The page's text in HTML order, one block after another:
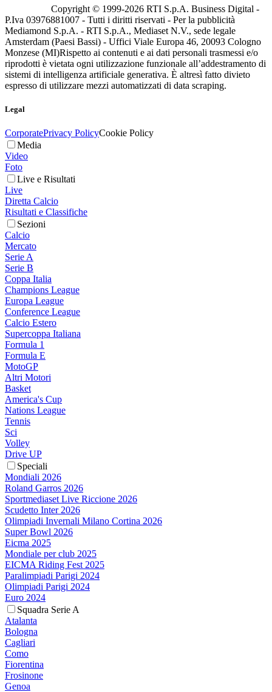
Copyright © 1999-2026 RTI S.p.A. Business Digital -
P.Iva 03976881007 - Tutti i diritti riservati - Per la pubblicità
Mediamond S.p.A. - RTI S.p.A., Mediaset N.V., sede legale
Amsterdam (Paesi Bassi) - Uffici Viale Europa 46, 20093 Cologno
Monzese (MI)Rispetto ai contenuti e ai dati personali trasmessi e/o
riprodotti è vietata ogni utilizzazione funzionale all’addestramento di
sistemi di intelligenza artificiale generativa. È altresì fatto divieto
espresso di utilizzare mezzi automatizzati di data scraping.
Legal
CorporatePrivacy PolicyCookie Policy
Media
Video
Foto
Live e Risultati
Live
Diretta Calcio
Risultati e Classifiche
Sezioni
Calcio
Mercato
Serie A
Serie B
Coppa Italia
Champions League
Europa League
Conference League
Calcio Estero
Supercoppa Italiana
Formula 1
Formula E
MotoGP
Altri Motori
Basket
America's Cup
Nations League
Tennis
Sci
Volley
Drive UP
Speciali
Mondiali 2026
Roland Garros 2026
Sportmediaset Live Riccione 2026
Scudetto Inter 2026
Olimpiadi Invernali Milano Cortina 2026
Super Bowl 2026
Eicma 2025
Mondiale per club 2025
EICMA Riding Fest 2025
Paralimpiadi Parigi 2024
Olimpiadi Parigi 2024
Euro 2024
Squadra Serie A
Atalanta
Bologna
Cagliari
Como
Fiorentina
Frosinone
Genoa